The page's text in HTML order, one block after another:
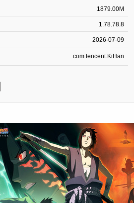
1879.00M
1.78.78.8
2026-07-09
com.tencent.KiHan